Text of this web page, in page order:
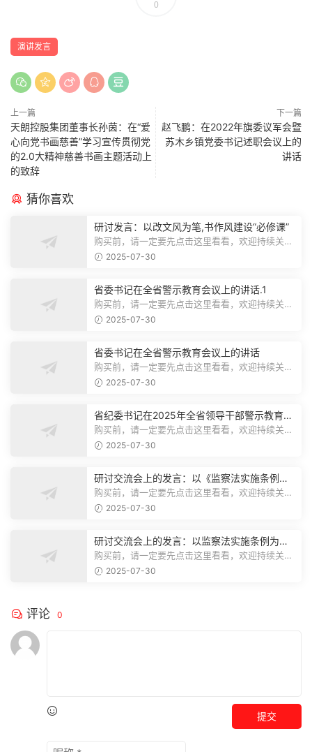
0
演讲发言
上一篇
天朗控股集团董事长孙茵：在“爱
心向党书画慈善”学习宣传贯彻党
的2.0大精神慈善书画主题活动上
的致辞
下一篇
赵飞鹏：在2022年旗委议军会暨
苏木乡镇党委书记述职会议上的
讲话
猜你喜欢
研讨发言：以改文风为笔,书作风建设“必修课”
购买前，请一定要先点击这里看看，欢迎持续关
注，精彩模板每天推送预览结束，本文...
2025-07-30
省委书记在全省警示教育会议上的讲话.1
购买前，请一定要先点击这里看看，欢迎持续关
注，精彩模板每天推送预览结束，本文...
2025-07-30
省委书记在全省警示教育会议上的讲话
购买前，请一定要先点击这里看看，欢迎持续关
注，精彩模板每天推送预览结束，本文...
2025-07-30
省纪委书记在2025年全省领导干部警示教育会
上的讲话.1
购买前，请一定要先点击这里看看，欢迎持续关
注，精彩模板每天推送预览结束，本文...
2025-07-30
研讨交流会上的发言：以《监察法实施条例》
为纲,推动巡察工作高质量发展
购买前，请一定要先点击这里看看，欢迎持续关
注，精彩模板每天推送预览结束，本文...
2025-07-30
研讨交流会上的发言：以监察法实施条例为纲
推动巡察工作高质量发展
购买前，请一定要先点击这里看看，欢迎持续关
注，精彩模板每天推送预览结束，本文...
2025-07-30
评论 0
提交